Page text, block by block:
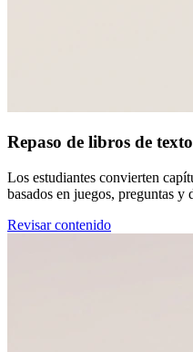
Repaso de libros de texto
Los estudiantes convierten
basados en juegos, preguntas
Revisar contenido